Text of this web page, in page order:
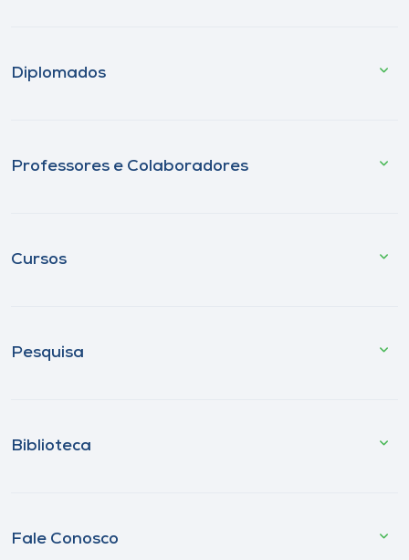
Diplomados
Professores e Colaboradores
Cursos
Pesquisa
Biblioteca
Fale Conosco